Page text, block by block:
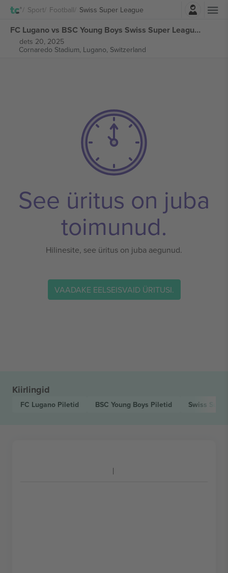
Sport Football Swiss Super League
Logi sisse
FC Lugano vs BSC Young Boys Swiss Super League piletid
dets 20, 2025
Cornaredo Stadium, Lugano, Switzerland
See üritus on juba
toimunud.
Hilinesite, see üritus on juba aegunud.
VAADAKE EELSEISVAID ÜRITUSI.
Kiirlingid
FC Lugano Piletid BSC Young Boys Piletid Swiss